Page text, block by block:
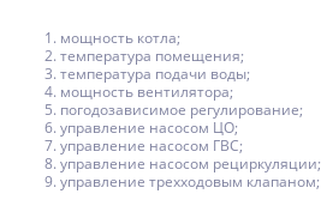
мощность котла;
температура помещения;
температура подачи воды;
мощность вентилятора;
погодозависимое регулирование;
управление насосом ЦО;
управление насосом ГВС;
управление насосом рециркуляции;
управление трехходовым клапаном;